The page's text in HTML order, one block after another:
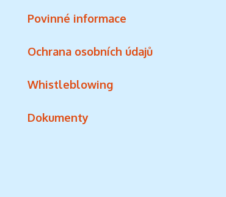
Povinné informace
Ochrana osobních údajů
Whistleblowing
Dokumenty